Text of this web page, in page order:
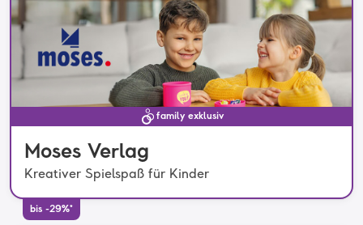
family exklusiv
Moses Verlag
Kreativer Spielspaß für Kinder
bis -29%*